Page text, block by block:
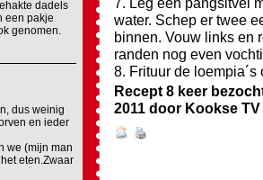
dadels
een pakje
genomen.
dus weinig
en ieder
we (mijn man
eten.Zwaar
water. Schep er twee
binnen. Vouw links en
randen nog even
8. Frituur de
Recept 8 keer
2011 door Kookse